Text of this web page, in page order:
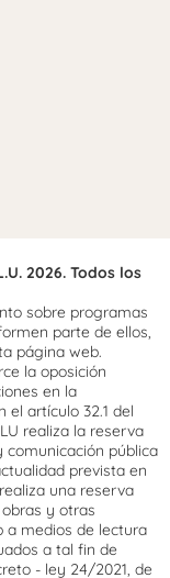
2026. Todos los
sobre programas
parte de ellos,
página web.
la oposición
en la
el artículo 32.1 del
realiza la reserva
comunicación pública
prevista en
una reserva
y otras
a medios de lectura
a tal fin de
- ley 24/2021, de